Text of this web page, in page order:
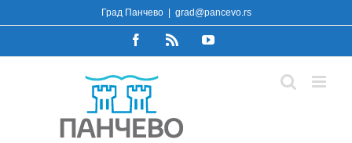
to
Град Панчево grad@pancevo.rs
FacebookRss YouTube